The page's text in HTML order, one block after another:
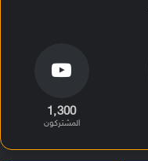
1٬300
المشتركون